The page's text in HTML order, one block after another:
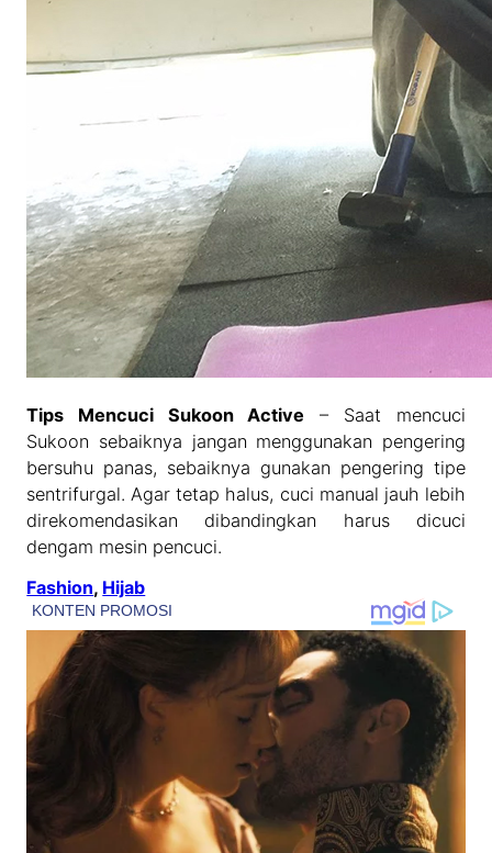
Tips Mencuci Sukoon Active – Saat mencuci
Sukoon sebaiknya jangan menggunakan pengering
bersuhu panas, sebaiknya gunakan pengering tipe
sentrifurgal. Agar tetap halus, cuci manual jauh lebih
direkomendasikan dibandingkan harus dicuci
dengam mesin pencuci.
Fashion, Hijab